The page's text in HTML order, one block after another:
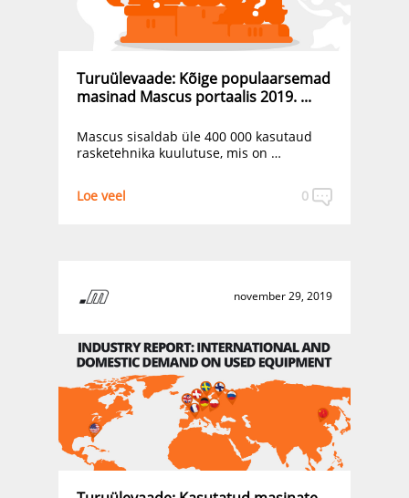
Turuülevaade: Kõige populaarsemad
masinad Mascus portaalis 2019. ...
Mascus sisaldab üle 400 000 kasutaud
rasketehnika kuulutuse, mis on …
0
Loe veel
november 29, 2019